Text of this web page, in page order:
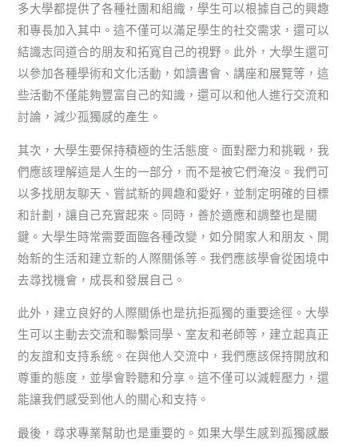
多大學都提供了各種社團和組織，學生可以根據自己的興趣
和專長加入其中。這不僅可以滿足學生的社交需求，還可以
結識志同道合的朋友和拓寬自己的視野。此外，大學生還可
以參加各種學術和文化活動，如讀書會、講座和展覽等，這
些活動不僅能夠豐富自己的知識，還可以和他人進行交流和
討論，減少孤獨感的產生。
其次，大學生要保持積極的生活態度。面對壓力和挑戰，我
們應該理解這是人生的一部分，而不是被它們淹沒。我們可
以多找朋友聊天、嘗試新的興趣和愛好，並制定明確的目標
和計劃，讓自己充實起來。同時，善於適應和調整也是關
鍵。大學生時常需要面臨各種改變，如分開家人和朋友、開
始新的生活和建立新的人際關係等。我們應該學會從困境中
去尋找機會，成長和發展自己。
此外，建立良好的人際關係也是抗拒孤獨的重要途徑。大學
生可以主動去交流和聯繫同學、室友和老師等，建立起真正
的友誼和支持系統。在與他人交流中，我們應該保持開放和
尊重的態度，並學會聆聽和分享。這不僅可以減輕壓力，還
能讓我們感受到他人的關心和支持。
最後，尋求專業幫助也是重要的。如果大學生感到孤獨感嚴